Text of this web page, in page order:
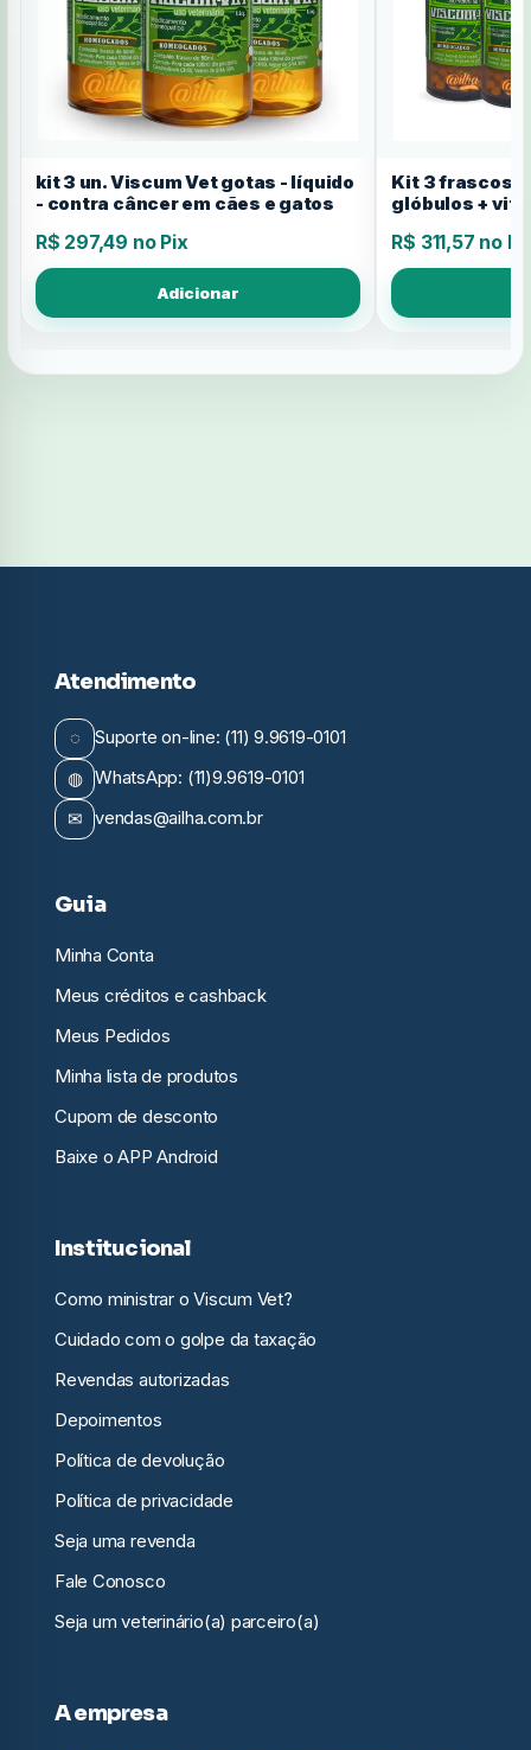
kit 3 un. Viscum Vet gotas - líquido
- contra câncer em cães e gatos
R$ 297,49 no Pix
Adicionar
Kit 3 frascos
glóbulos +
R$ 311,57 no
Atendimento
◌ Suporte on-line: (11) 9.9619-0101
◍ WhatsApp: (11)9.9619-0101
✉ vendas@ailha.com.br
Guia
Minha Conta
Meus créditos e cashback
Meus Pedidos
Minha lista de produtos
Cupom de desconto
Baixe o APP Android
Institucional
Como ministrar o Viscum Vet?
Cuidado com o golpe da taxação
Revendas autorizadas
Depoimentos
Política de devolução
Política de privacidade
Seja uma revenda
Fale Conosco
Seja um veterinário(a) parceiro(a)
A empresa